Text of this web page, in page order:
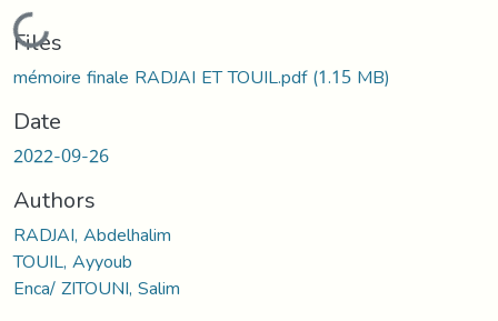
Loading...
Files
mémoire finale RADJAI ET TOUIL.pdf(1.15 MB)
Date
2022-09-26
Authors
RADJAI, Abdelhalim
TOUIL, Ayyoub
Enca/ ZITOUNI, Salim